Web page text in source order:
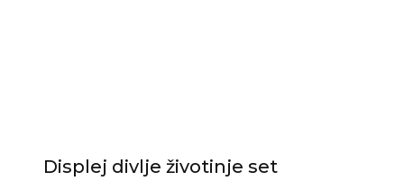
Displej divlje životinje set